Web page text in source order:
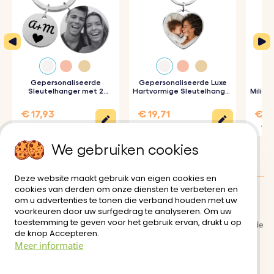
sleutelhanger is een stijlvol accessoire dat je overal mee
naartoe kunt nemen.
Hoe het werkt:
1. Vooraf Ontworpen Gravure:Voer de naam van je
2. Upload je foto's: Kies en upload de foto's waarmee je
het medaillon wilt personaliseren.
3. Voer Je Tekst In:Voeg op de voorkant de naam van je
partner toe en laat op de achterkant een datum of
boodschap naar keuze graveren.
4. Kies je lettertype:
Gepersonaliseerde
Sleutelhanger met 2
€ 17,93
Gepersonaliseerde Luxe
Hartvormige Sleutelhanger
€ 19,71 €
€
Bezorging
Algemene gebruiksvoorwaarde
Klanten Beoordelingen: 0/5
We gebruiken cookies
Deze website maakt gebruik van eigen cookies en
cookies van derden om onze diensten te verbeteren en
om u advertenties te tonen die verband houden met uw
voorkeuren door uw surfgedrag te analyseren. Om uw
toestemming te geven voor het gebruik ervan, drukt u op
de knop Accepteren.
Meer informatie